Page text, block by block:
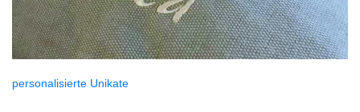
personalisierte Unikate